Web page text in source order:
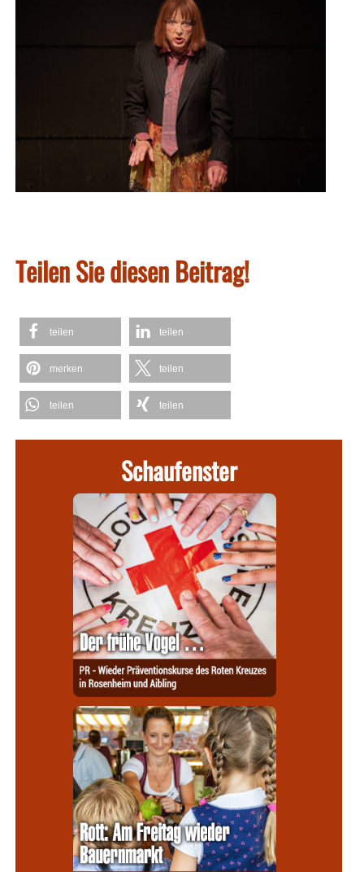
Teilen Sie diesen Beitrag!
teilen teilen
merken teilen
teilen teilen
Schaufenster